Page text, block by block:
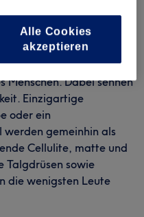
über den
und die
Menschen. Dabei sehnen
Einzigartige
oder ein
gemeinhin als
Cellulite, matte und
Talgdrüsen sowie
die wenigsten Leute
Alle Cookies
akzeptieren